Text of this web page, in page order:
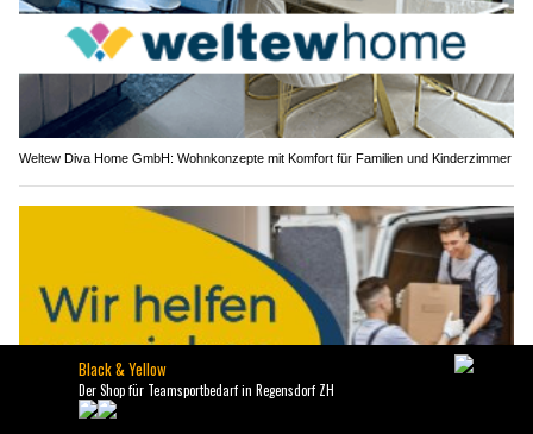
Weltew Diva Home GmbH: Wohnkonzepte mit Komfort für Familien und Kinderzimmer
Eggerlogistik, Andwil SG: Kleintransporte, Umzüge & professionelle Entsorgung